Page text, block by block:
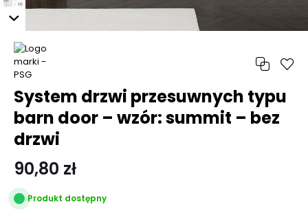
System drzwi przesuwnych typu
barn door – wzór: summit – bez
drzwi
90,80 zł
Produkt dostępny